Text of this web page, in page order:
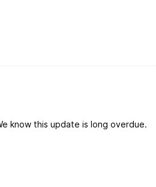
know this update is long overdue.